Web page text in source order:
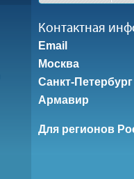
Контактная
Email
Москва
Санкт-Петербург
Армавир
Для регионов